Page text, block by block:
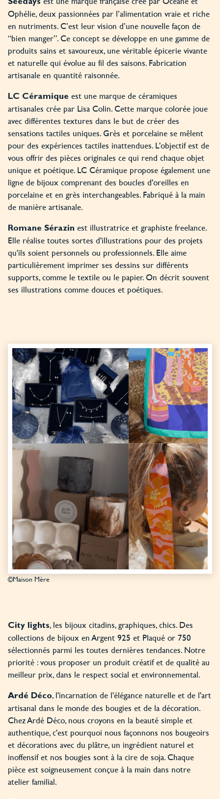
Seedays
Ophélie, deux passionnées par l’alimentation vraie et riche
en nutriments. C’est leur vision d’une nouvelle façon de
“bien manger”. Ce concept se développe en une gamme de
produits sains et savoureux, une véritable épicerie vivante
et naturelle qui évolue au fil des saisons. Fabrication
artisanale en quantité raisonnée.
LC Céramique est une marque de céramiques
artisanales crée par Lisa Colin. Cette marque colorée joue
avec différentes textures dans le but de créer des
sensations tactiles uniques. Grès et porcelaine se mêlent
pour des expériences tactiles inattendues. L'objectif est de
vous offrir des pièces originales ce qui rend chaque objet
unique et poétique. LC Céramique propose également une
ligne de bijoux comprenant des boucles d'oreilles en
porcelaine et en grès interchangeables. Fabriqué à la main
de manière artisanale.
Romane Sérazin est illustratrice et graphiste freelance.
Elle réalise toutes sortes d'illustrations pour des projets
qu'ils soient personnels ou professionnels. Elle aime
particulièrement imprimer ses dessins sur différents
supports, comme le textile ou le papier. On décrit souvent
ses illustrations comme douces et poétiques.
©Maison Mère
City lights, les bijoux citadins, graphiques, chics. Des
collections de bijoux en Argent 925 et Plaqué or 750
sélectionnés parmi les toutes dernières tendances. Notre
priorité : vous proposer un produit créatif et de qualité au
meilleur prix, dans le respect social et environnemental.
Ardé Déco, l'incarnation de l'élégance naturelle et de l'art
artisanal dans le monde des bougies et de la décoration.
Chez Ardé Déco, nous croyons en la beauté simple et
authentique, c'est pourquoi nous façonnons nos bougeoirs
et décorations avec du plâtre, un ingrédient naturel et
inoffensif et nos bougies sont à la cire de soja. Chaque
pièce est soigneusement conçue à la main dans notre
atelier familial.